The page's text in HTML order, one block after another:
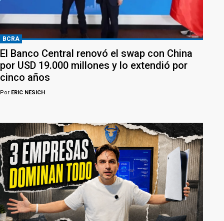
BCRA
El Banco Central renovó el swap con China
por USD 19.000 millones y lo extendió por
cinco años
Por ERIC NESICH